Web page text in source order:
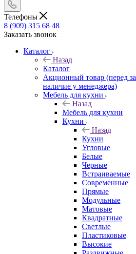
Телефоны
8 (909) 315 68 48
Заказать звонок
Каталог
Назад
Каталог
Акционный товар (перед
наличие у менеджера)
Мебель для кухни
Назад
Мебель для кухни
Кухни
Назад
Кухни
Угловые
Белые
Черные
Встраиваемые
Современные
Прямые
Модульные
Матовые
Квадратные
Светлые
Пластиковые
Высокие